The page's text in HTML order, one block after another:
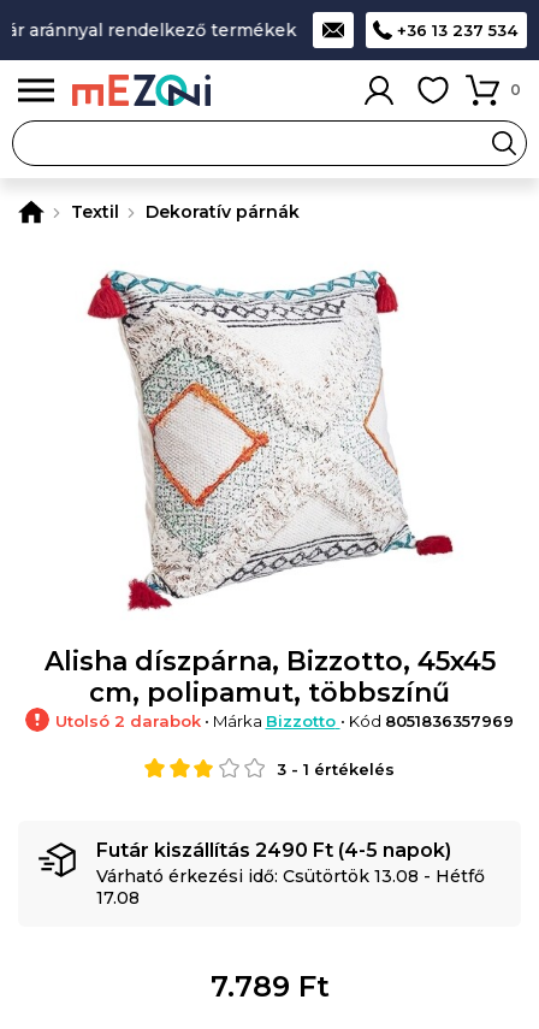
aránnyal rendelkező termékek A legjobb design-minőség-
+36 13 237 534
0
Textil Dekoratív párnák
Alisha díszpárna, Bizzotto, 45x45
cm, polipamut, többszínű
Utolsó 2 darabok• Márka Bizzotto • Kód 8051836357969
3 - 1 értékelés
Futár kiszállítás 2490 Ft (4-5 napok)
Várható érkezési idő: Csütörtök 13.08 - Hétfő
17.08
7.789 Ft